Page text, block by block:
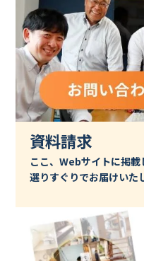
資料請求
ここ、Webサイトに掲
選りすぐりでお届けいた